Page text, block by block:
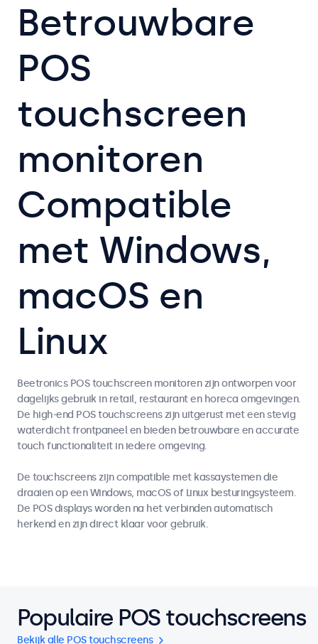
Betrouwbare
POS
touchscreen
monitoren
Compatible
met Windows,
macOS en
Linux
Beetronics POS touchscreen monitoren zijn ontworpen voor
dagelijks gebruik in retail, restaurant en horeca omgevingen.
De high-end POS touchscreens zijn uitgerust met een stevig
waterdicht frontpaneel en bieden betrouwbare en accurate
touch functionaliteit in iedere omgeving.
De touchscreens zijn compatible met kassaystemen die
draaien op een Windows, macOS of Linux besturingsysteem.
De POS displays worden na het verbinden automatisch
herkend en zijn direct klaar voor gebruik.
Populaire POS touchscreens
Bekijk alle POS touchscreens